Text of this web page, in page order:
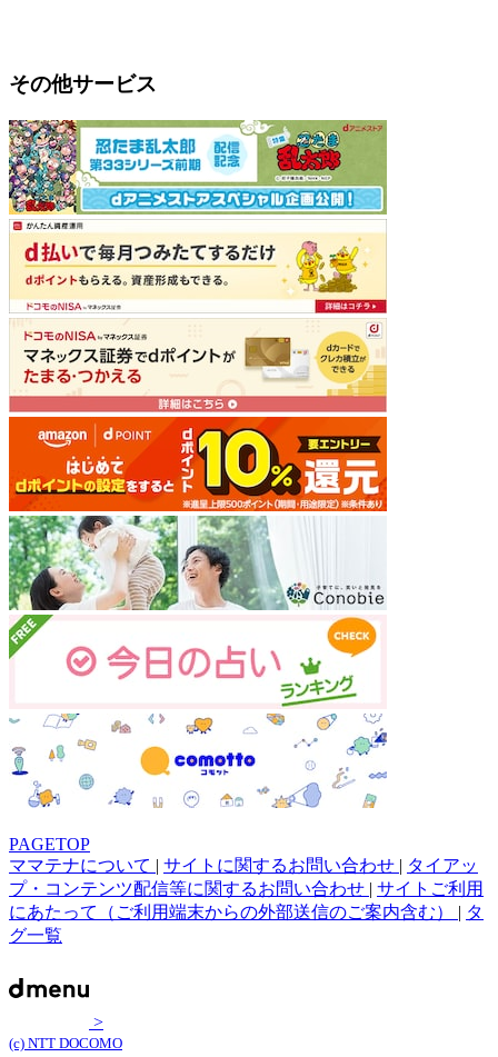
その他サービス
PAGETOP
ママテナについて | サイトに関するお問い合わせ | タイアッ
プ・コンテンツ配信等に関するお問い合わせ | サイトご利用
にあたって（ご利用端末からの外部送信のご案内含む） | タ
グ一覧
>
(c) NTT DOCOMO